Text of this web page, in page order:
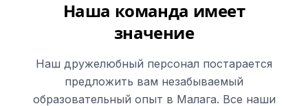
Наша команда имеет
значение
Наш дружелюбный персонал постарается
предложить вам незабываемый
образовательный опыт в Малага. Все наши